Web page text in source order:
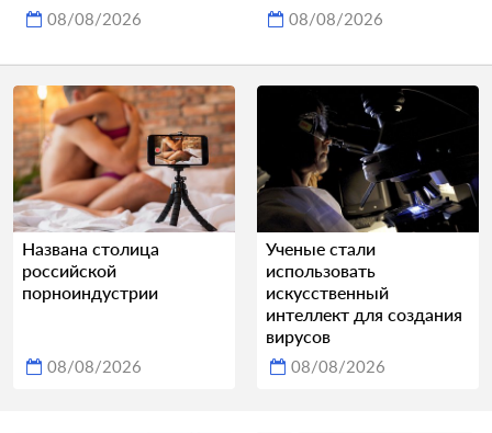
08/08/2026 08/08/2026
Названа столица
российской
порноиндустрии
08/08/2026
Ученые стали
использовать
искусственный
интеллект для создания
вирусов
08/08/2026